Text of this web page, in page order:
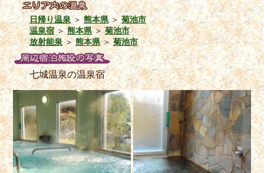
日帰り温泉＞熊本県＞菊池市
温泉宿＞熊本県＞菊池市
放射能泉＞熊本県＞菊池市
七城温泉の温泉宿